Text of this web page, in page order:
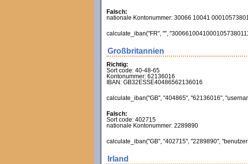
Falsch:
nationale Kontonummer: 30066 10041
calculate_iban("FR", "",
Großbritannien
Richtig:
Sort code: 40-48-65
Kontonummer: 62136016
IBAN: GB32ESSE40486562136016
calculate_iban("GB", "404865", "62136016",
Falsch:
Sort code: 402715
nationale Kontonummer: 2289890
calculate_iban("GB", "402715", "2289890",
Irland